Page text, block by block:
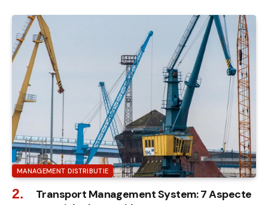
MANAGEMENT DISTRIBUTIE
Transport Management System: 7 Aspecte